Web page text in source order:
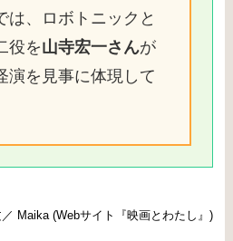
は、ロボトニックと
役を山寺宏一さんが
演を見事に体現して
Maika (Webサイト『映画とわたし』)